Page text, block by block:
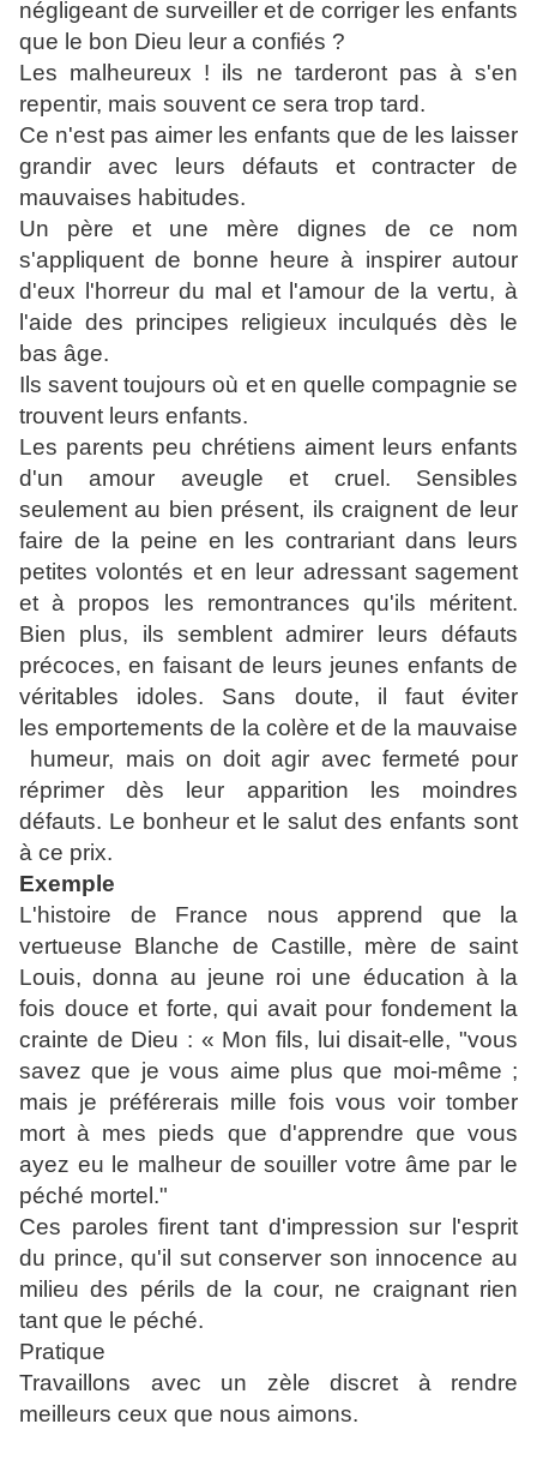
négligeant de surveiller et de corriger les enfants
que le bon Dieu leur a confiés ?
Les malheureux ! ils ne tarderont pas à s'en
repentir, mais souvent ce sera trop tard.
Ce n'est pas aimer les enfants que de les laisser
grandir avec leurs défauts et contracter de
mauvaises habitudes.
Un père et une mère dignes de ce nom
s'appliquent de bonne heure à inspirer autour
d'eux l'horreur du mal et l'amour de la vertu, à
l'aide des principes religieux inculqués dès le
bas âge.
Ils savent toujours où et en quelle compagnie se
trouvent leurs enfants.
Les parents peu chrétiens aiment leurs enfants
d'un amour aveugle et cruel. Sensibles
seulement au bien présent, ils craignent de leur
faire de la peine en les contrariant dans leurs
petites volontés et en leur adressant sagement
et à propos les remontrances qu'ils méritent.
Bien plus, ils semblent admirer leurs défauts
précoces, en faisant de leurs jeunes enfants de
véritables idoles. Sans doute, il faut éviter
les emportements de la colère et de la mauvaise
humeur, mais on doit agir avec fermeté pour
réprimer dès leur apparition les moindres
défauts. Le bonheur et le salut des enfants sont
à ce prix.
Exemple
L'histoire de France nous apprend que la
vertueuse Blanche de Castille, mère de saint
Louis, donna au jeune roi une éducation à la
fois douce et forte, qui avait pour fondement la
crainte de Dieu : « Mon fils, lui disait-elle, "vous
savez que je vous aime plus que moi-même ;
mais je préférerais mille fois vous voir tomber
mort à mes pieds que d'apprendre que vous
ayez eu le malheur de souiller votre âme par le
péché mortel."
Ces paroles firent tant d'impression sur l'esprit
du prince, qu'il sut conserver son innocence au
milieu des périls de la cour, ne craignant rien
tant que le péché.
Pratique
Travaillons avec un zèle discret à rendre
meilleurs ceux que nous aimons.